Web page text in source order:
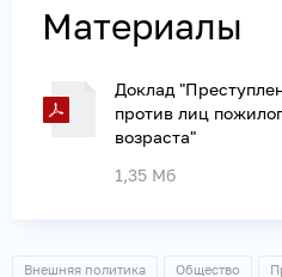
Материалы
Доклад
против лиц
возраста"
1,35 Мб
Внешняя политика Общество